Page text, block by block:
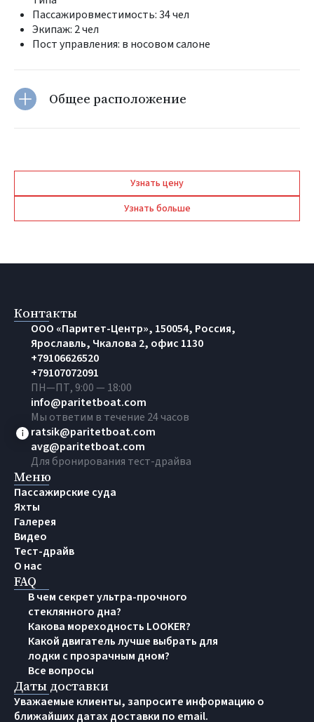
Пассажировместимость: 34 чел
Экипаж: 2 чел
Пост управления: в носовом салоне
Общее расположение
Узнать цену
Узнать больше
Контакты
OOO «Паритет-Центр», 150054, Россия,
Ярославль, Чкалова 2, офис 1130
+79106626520
+79107072091
ПН—ПТ, 9:00 — 18:00
info@paritetboat.com
Мы ответим в течение 24 часов
ratsik@paritetboat.com
avg@paritetboat.com
Для бронирования тест-драйва
Меню
Пассажирские суда
Яхты
Галерея
Видео
Тест-драйв
О нас
FAQ
В чем секрет ультра-прочного
стеклянного дна?
Какова мореходность LOOKER?
Какой двигатель лучше выбрать для
лодки с прозрачным дном?
Все вопросы
Даты доставки
Уважаемые клиенты, запросите информацию о
ближайших датах доставки по email.